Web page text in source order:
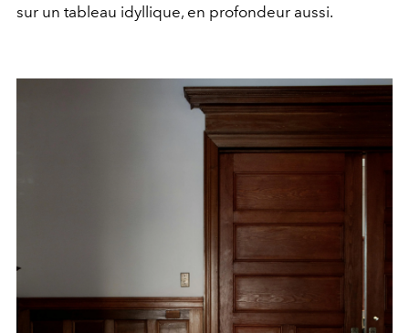
sur un tableau idyllique, en profondeur aussi.